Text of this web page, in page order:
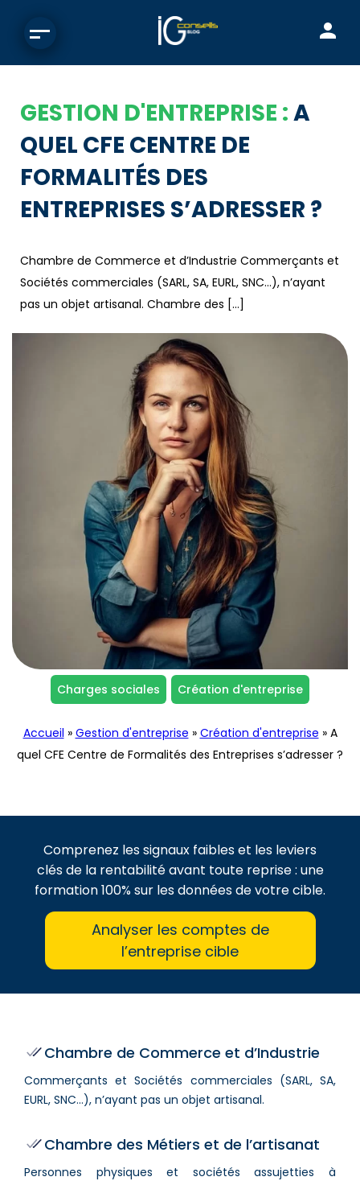
GESTION D'ENTREPRISE :A
QUEL CFE CENTRE DE
FORMALITÉS DES
ENTREPRISES S’ADRESSER ?
Chambre de Commerce et d’Industrie Commerçants et
Sociétés commerciales (SARL, SA, EURL, SNC…), n’ayant
pas un objet artisanal. Chambre des […]
Charges sociales Création d'entreprise
Accueil » Gestion d'entreprise » Création d'entreprise » A
quel CFE Centre de Formalités des Entreprises s’adresser ?
Comprenez les signaux faibles et les leviers
clés de la rentabilité avant toute reprise : une
formation 100% sur les données de votre cible.
Analyser les comptes de
l’entreprise cible
Chambre de Commerce et d’Industrie
Commerçants et Sociétés commerciales (SARL, SA,
EURL, SNC…), n’ayant pas un objet artisanal.
Chambre des Métiers et de l’artisanat
Personnes physiques et sociétés assujetties à